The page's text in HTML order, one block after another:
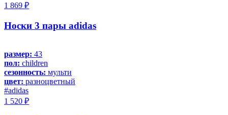
1 869 ₽
Носки 3 пары adidas
размер: 43
пол: children
сезонность: мульти
цвет: разноцветный
#adidas
1 520 ₽